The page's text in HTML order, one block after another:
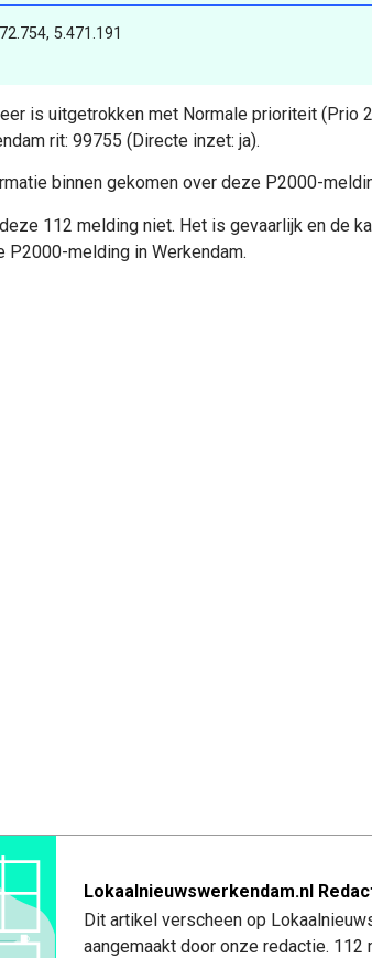
5.471.191
is uitgetrokken met Normale prioriteit (Prio
rit: 99755 (Directe inzet: ja).
binnen gekomen over deze P2000-
112 melding niet. Het is gevaarlijk en de
melding in Werkendam.
Lokaalnieuwswerkendam.nl
Dit artikel verscheen op
aangemaakt door onze redactie.